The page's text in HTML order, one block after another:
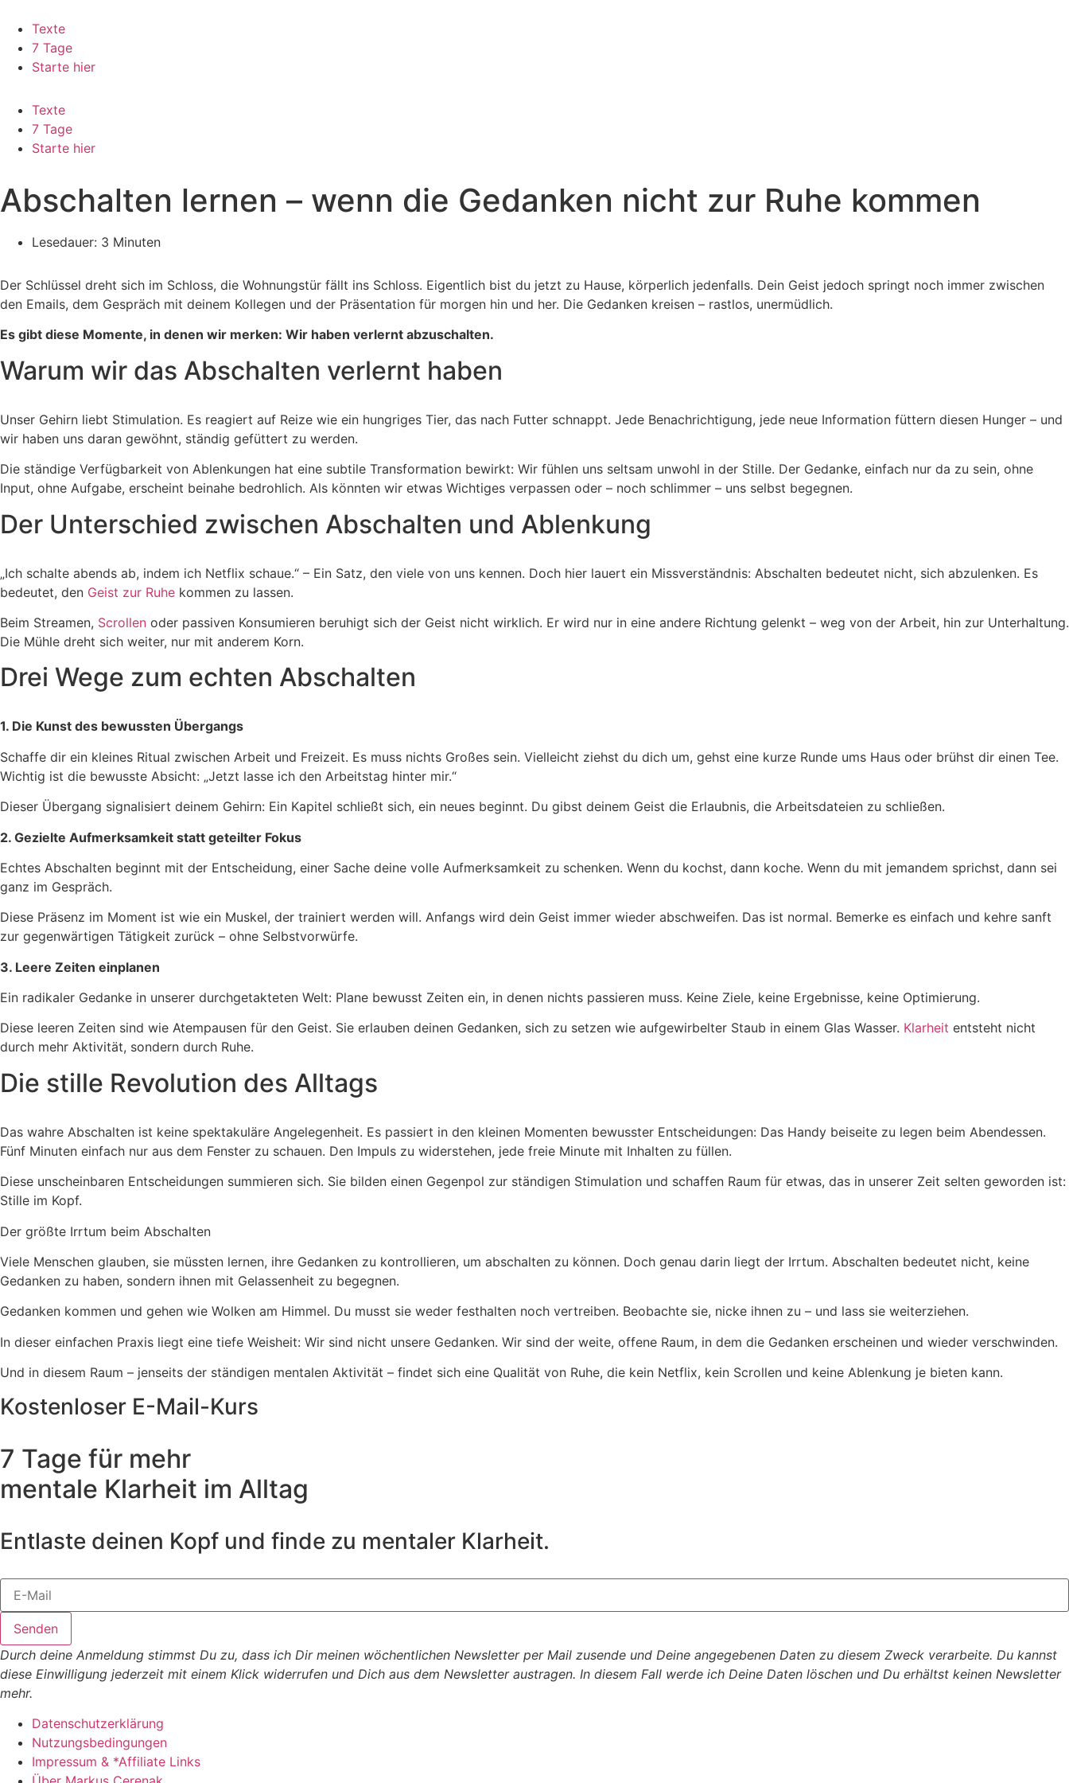
Inhalt
springen
Texte
7 Tage
Starte hier
Texte
7 Tage
Starte hier
Abschalten lernen – wenn die Gedanken nicht zur Ruhe kommen
Lesedauer: 3 Minuten
Der Schlüssel dreht sich im Schloss, die Wohnungstür fällt ins Schloss. Eigentlich bist du jetzt zu Hause, körperlich jedenfalls. Dein Geist jedoch springt noch immer zwischen
den Emails, dem Gespräch mit deinem Kollegen und der Präsentation für morgen hin und her. Die Gedanken kreisen – rastlos, unermüdlich.
Es gibt diese Momente, in denen wir merken: Wir haben verlernt abzuschalten.
Warum wir das Abschalten verlernt haben
Unser Gehirn liebt Stimulation. Es reagiert auf Reize wie ein hungriges Tier, das nach Futter schnappt. Jede Benachrichtigung, jede neue Information füttern diesen Hunger – und
wir haben uns daran gewöhnt, ständig gefüttert zu werden.
Die ständige Verfügbarkeit von Ablenkungen hat eine subtile Transformation bewirkt: Wir fühlen uns seltsam unwohl in der Stille. Der Gedanke, einfach nur da zu sein, ohne
Input, ohne Aufgabe, erscheint beinahe bedrohlich. Als könnten wir etwas Wichtiges verpassen oder – noch schlimmer – uns selbst begegnen.
Der Unterschied zwischen Abschalten und Ablenkung
„Ich schalte abends ab, indem ich Netflix schaue.“ – Ein Satz, den viele von uns kennen. Doch hier lauert ein Missverständnis: Abschalten bedeutet nicht, sich abzulenken. Es
bedeutet, den Geist zur Ruhe kommen zu lassen.
Beim Streamen, Scrollen oder passiven Konsumieren beruhigt sich der Geist nicht wirklich. Er wird nur in eine andere Richtung gelenkt – weg von der Arbeit, hin zur Unterhaltung.
Die Mühle dreht sich weiter, nur mit anderem Korn.
Drei Wege zum echten Abschalten
1. Die Kunst des bewussten Übergangs
Schaffe dir ein kleines Ritual zwischen Arbeit und Freizeit. Es muss nichts Großes sein. Vielleicht ziehst du dich um, gehst eine kurze Runde ums Haus oder brühst dir einen Tee.
Wichtig ist die bewusste Absicht: „Jetzt lasse ich den Arbeitstag hinter mir.“
Dieser Übergang signalisiert deinem Gehirn: Ein Kapitel schließt sich, ein neues beginnt. Du gibst deinem Geist die Erlaubnis, die Arbeitsdateien zu schließen.
2. Gezielte Aufmerksamkeit statt geteilter Fokus
Echtes Abschalten beginnt mit der Entscheidung, einer Sache deine volle Aufmerksamkeit zu schenken. Wenn du kochst, dann koche. Wenn du mit jemandem sprichst, dann sei
ganz im Gespräch.
Diese Präsenz im Moment ist wie ein Muskel, der trainiert werden will. Anfangs wird dein Geist immer wieder abschweifen. Das ist normal. Bemerke es einfach und kehre sanft
zur gegenwärtigen Tätigkeit zurück – ohne Selbstvorwürfe.
3. Leere Zeiten einplanen
Ein radikaler Gedanke in unserer durchgetakteten Welt: Plane bewusst Zeiten ein, in denen nichts passieren muss. Keine Ziele, keine Ergebnisse, keine Optimierung.
Diese leeren Zeiten sind wie Atempausen für den Geist. Sie erlauben deinen Gedanken, sich zu setzen wie aufgewirbelter Staub in einem Glas Wasser. Klarheit entsteht nicht
durch mehr Aktivität, sondern durch Ruhe.
Die stille Revolution des Alltags
Das wahre Abschalten ist keine spektakuläre Angelegenheit. Es passiert in den kleinen Momenten bewusster Entscheidungen: Das Handy beiseite zu legen beim Abendessen.
Fünf Minuten einfach nur aus dem Fenster zu schauen. Den Impuls zu widerstehen, jede freie Minute mit Inhalten zu füllen.
Diese unscheinbaren Entscheidungen summieren sich. Sie bilden einen Gegenpol zur ständigen Stimulation und schaffen Raum für etwas, das in unserer Zeit selten geworden ist:
Stille im Kopf.
Der größte Irrtum beim Abschalten
Viele Menschen glauben, sie müssten lernen, ihre Gedanken zu kontrollieren, um abschalten zu können. Doch genau darin liegt der Irrtum. Abschalten bedeutet nicht, keine
Gedanken zu haben, sondern ihnen mit Gelassenheit zu begegnen.
Gedanken kommen und gehen wie Wolken am Himmel. Du musst sie weder festhalten noch vertreiben. Beobachte sie, nicke ihnen zu – und lass sie weiterziehen.
In dieser einfachen Praxis liegt eine tiefe Weisheit: Wir sind nicht unsere Gedanken. Wir sind der weite, offene Raum, in dem die Gedanken erscheinen und wieder verschwinden.
Und in diesem Raum – jenseits der ständigen mentalen Aktivität – findet sich eine Qualität von Ruhe, die kein Netflix, kein Scrollen und keine Ablenkung je bieten kann.
Kostenloser E-Mail-Kurs
7 Tage für mehr
mentale Klarheit im Alltag
Entlaste deinen Kopf und finde zu mentaler Klarheit.
Senden
Durch deine Anmeldung stimmst Du zu, dass ich Dir meinen wöchentlichen Newsletter per Mail zusende und Deine angegebenen Daten zu diesem Zweck verarbeite. Du kannst
diese Einwilligung jederzeit mit einem Klick widerrufen und Dich aus dem Newsletter austragen. In diesem Fall werde ich Deine Daten löschen und Du erhältst keinen Newsletter
mehr.
Datenschutzerklärung
Nutzungsbedingungen
Impressum & *Affiliate Links